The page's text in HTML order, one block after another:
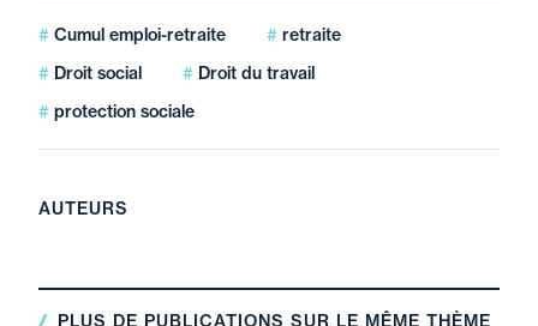
Cumul emploi-retraite
retraite
Droit social
Droit du travail
protection sociale
AUTEURS
PLUS DE PUBLICATIONS SUR LE MÊME THÈME